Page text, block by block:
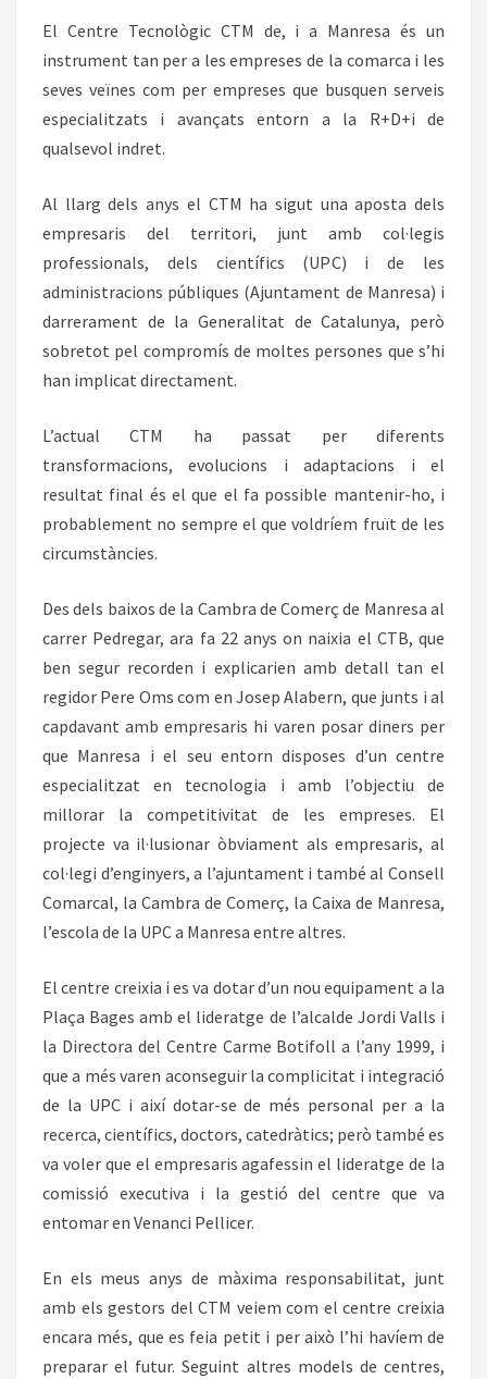
El Centre Tecnològic CTM de, i a Manresa és un
instrument tan per a les empreses de la comarca i les
seves veïnes com per empreses que busquen serveis
especialitzats i avançats entorn a la R+D+i de
qualsevol indret.
Al llarg dels anys el CTM ha sigut una aposta dels
empresaris del territori, junt amb col·legis
professionals, dels científics (UPC) i de les
administracions públiques (Ajuntament de Manresa) i
darrerament de la Generalitat de Catalunya, però
sobretot pel compromís de moltes persones que s’hi
han implicat directament.
L’actual CTM ha passat per diferents
transformacions, evolucions i adaptacions i el
resultat final és el que el fa possible mantenir-ho, i
probablement no sempre el que voldríem fruït de les
circumstàncies.
Des dels baixos de la Cambra de Comerç de Manresa al
carrer Pedregar, ara fa 22 anys on naixia el CTB, que
ben segur recorden i explicarien amb detall tan el
regidor Pere Oms com en Josep Alabern, que junts i al
capdavant amb empresaris hi varen posar diners per
que Manresa i el seu entorn disposes d’un centre
especialitzat en tecnologia i amb l’objectiu de
millorar la competitivitat de les empreses. El
projecte va il·lusionar òbviament als empresaris, al
col·legi d’enginyers, a l’ajuntament i també al Consell
Comarcal, la Cambra de Comerç, la Caixa de Manresa,
l’escola de la UPC a Manresa entre altres.
El centre creixia i es va dotar d’un nou equipament a la
Plaça Bages amb el lideratge de l’alcalde Jordi Valls i
la Directora del Centre Carme Botifoll a l’any 1999, i
que a més varen aconseguir la complicitat i integració
de la UPC i així dotar-se de més personal per a la
recerca, científics, doctors, catedràtics; però també es
va voler que el empresaris agafessin el lideratge de la
comissió executiva i la gestió del centre que va
entomar en Venanci Pellicer.
En els meus anys de màxima responsabilitat, junt
amb els gestors del CTM veiem com el centre creixia
encara més, que es feia petit i per això l’hi havíem de
preparar el futur. Seguint altres models de centres,